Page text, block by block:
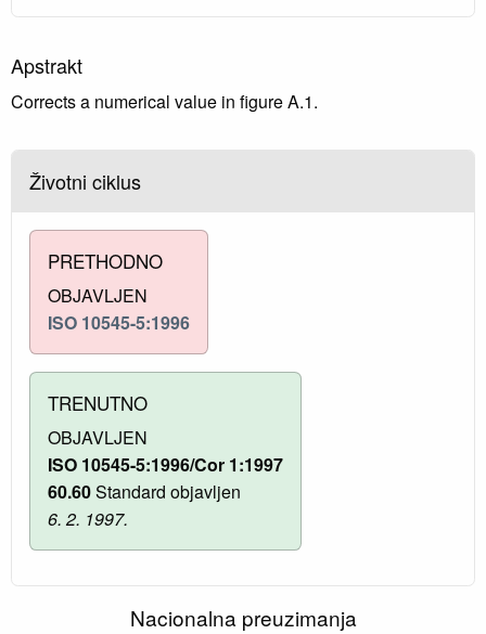
Apstrakt
Corrects a numerical value in figure A.1.
Životni ciklus
PRETHODNO
OBJAVLJEN
ISO 10545-5:1996
TRENUTNO
OBJAVLJEN
ISO 10545-5:1996/Cor 1:1997
60.60Standard objavljen
6. 2. 1997.
Nacionalna preuzimanja